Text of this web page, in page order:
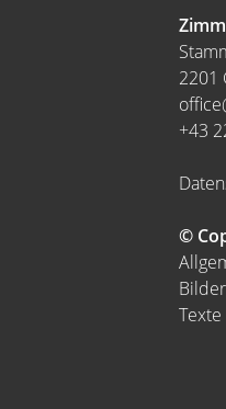
2201
+43
©